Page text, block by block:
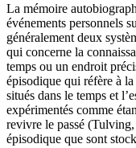
La mémoire
événements personnels
généralement deux
qui concerne la
temps ou un endroit
épisodique qui réfère à
situés dans le temps et
expérimentés comme
revivre le passé
épisodique que sont